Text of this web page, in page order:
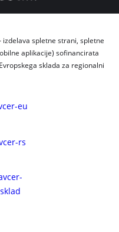
spletne strani, spletne
aplikacije) sofinancirata
sklada za regionalni